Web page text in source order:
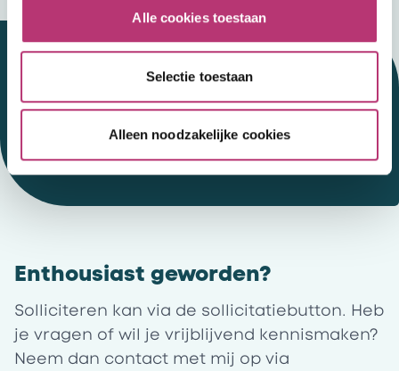
Alle cookies toestaan
Selectie toestaan
Alleen noodzakelijke cookies
Enthousiast geworden?
Solliciteren kan via de sollicitatiebutton. Heb
je vragen of wil je vrijblijvend kennismaken?
Neem dan contact met mij op via